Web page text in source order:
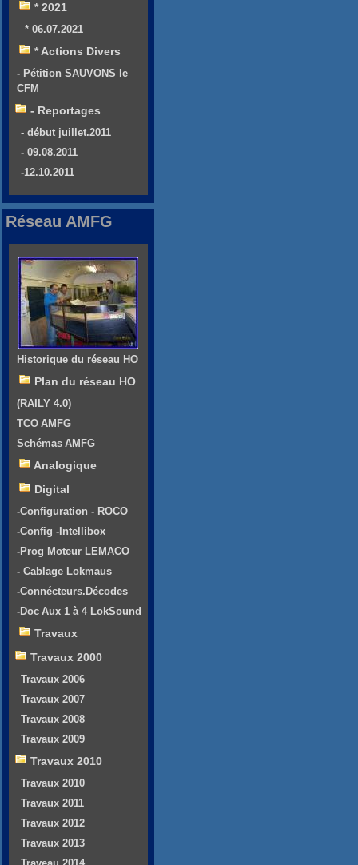
* 2021
* 06.07.2021
* Actions Divers
- Pétition SAUVONS le
CFM
- Reportages
- début juillet.2011
- 09.08.2011
-12.10.2011
Réseau AMFG
Historique du réseau HO
Plan du réseau HO
(RAILY 4.0)
TCO AMFG
Schémas AMFG
Analogique
Digital
-Configuration - ROCO
-Config -Intellibox
-Prog Moteur LEMACO
- Cablage Lokmaus
-Connécteurs.Décodes
-Doc Aux 1 à 4 LokSound
Travaux
Travaux 2000
Travaux 2006
Travaux 2007
Travaux 2008
Travaux 2009
Travaux 2010
Travaux 2010
Travaux 2011
Travaux 2012
Travaux 2013